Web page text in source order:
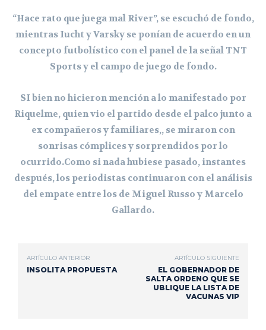
“Hace rato que juega mal River”, se escuchó de fondo,
mientras Iucht y Varsky se ponían de acuerdo en un
concepto futbolístico con el panel de la señal TNT
Sports y el campo de juego de fondo.
SI bien no hicieron mención a lo manifestado por
Riquelme, quien vio el partido desde el palco junto a
ex compañeros y familiares,, se miraron con
sonrisas cómplices y sorprendidos por lo
ocurrido.Como si nada hubiese pasado, instantes
después, los periodistas continuaron con el análisis
del empate entre los de Miguel Russo y Marcelo
Gallardo.
ARTÍCULO ANTERIOR
INSOLITA PROPUESTA
ARTÍCULO SIGUIENTE
EL GOBERNADOR DE
SALTA ORDENO QUE SE
UBLIQUE LA LISTA DE
VACUNAS VIP